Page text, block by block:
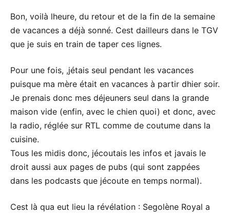
Bon, voilà lheure, du retour et de la fin de la semaine
de vacances a déjà sonné. Cest dailleurs dans le TGV
que je suis en train de taper ces lignes.
Pour une fois, ,jétais seul pendant les vacances
puisque ma mère était en vacances à partir dhier soir.
Je prenais donc mes déjeuners seul dans la grande
maison vide (enfin, avec le chien quoi) et donc, avec
la radio, réglée sur RTL comme de coutume dans la
cuisine.
Tous les midis donc, jécoutais les infos et javais le
droit aussi aux pages de pubs (qui sont zappées
dans les podcasts que jécoute en temps normal).
Cest là qua eut lieu la révélation : Segolène Royal a